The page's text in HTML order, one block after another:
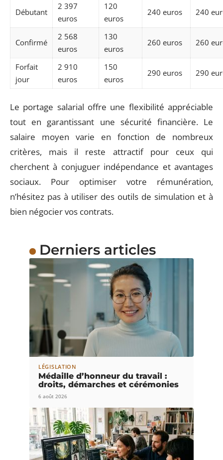
Débutant
2 397
euros
120
euros
240 euros 240
Confirmé
2 568
euros
130
euros
260 euros 260
Forfait
jour
2 910
euros
150
euros
290 euros 290
Le portage salarial offre une flexibilité appréciable
tout en garantissant une sécurité financière. Le
salaire moyen varie en fonction de nombreux
critères, mais il reste attractif pour ceux qui
cherchent à conjuguer indépendance et avantages
sociaux. Pour optimiser votre rémunération,
n’hésitez pas à utiliser des outils de simulation et à
bien négocier vos contrats.
Derniers articles
LÉGISLATION
Médaille d’honneur du travail :
droits, démarches et cérémonies
6 août 2026